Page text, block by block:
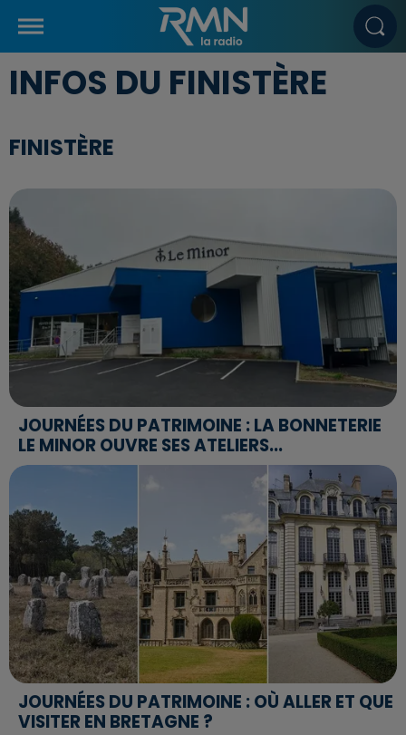
INFOS DU FINISTÈRE
FINISTÈRE
JOURNÉES DU PATRIMOINE : LA BONNETERIE
LE MINOR OUVRE SES ATELIERS...
JOURNÉES DU PATRIMOINE : OÙ ALLER ET QUE
VISITER EN BRETAGNE ?